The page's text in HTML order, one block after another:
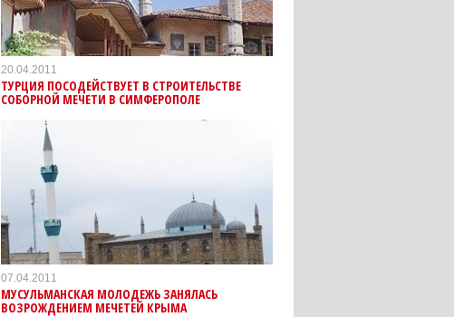
20.04.2011
ТУРЦИЯ ПОСОДЕЙСТВУЕТ В СТРОИТЕЛЬСТВЕ
СОБОРНОЙ МЕЧЕТИ В СИМФЕРОПОЛЕ
07.04.2011
МУСУЛЬМАНСКАЯ МОЛОДЕЖЬ ЗАНЯЛАСЬ
ВОЗРОЖДЕНИЕМ МЕЧЕТЕЙ КРЫМА